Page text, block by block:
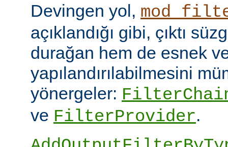
Devingen yol,
açıklandığı gibi, çıktı
durağan hem de esnek
yapılandırılabilmesini
yönergeler:
ve FilterProvider.